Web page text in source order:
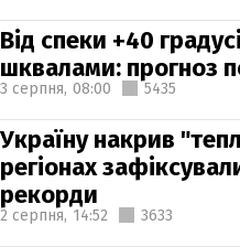
Від спеки +40
шквалами: прогноз
3 серпня, 08:00 5435
Україну накрив
регіонах
рекорди
2 серпня, 14:52 3633